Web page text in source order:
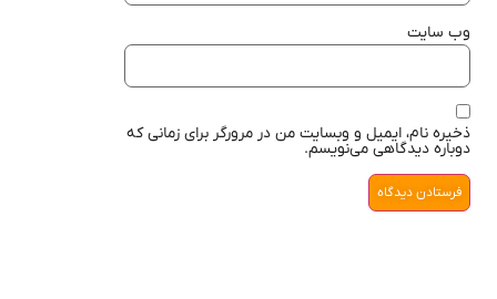
وب‌ سایت
ذخیره نام، ایمیل و وبسایت من در مرورگر برای زمانی که
دوباره دیدگاهی می‌نویسم.